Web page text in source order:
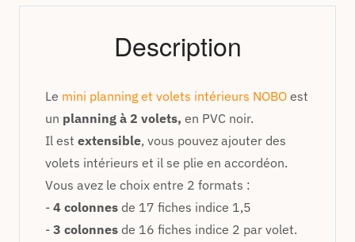
Description
Le mini planning et volets intérieurs NOBO est
un planning à 2 volets, en PVC noir.
Il est extensible, vous pouvez ajouter des
volets intérieurs et il se plie en accordéon.
Vous avez le choix entre 2 formats :
- 4 colonnes de 17 fiches indice 1,5
- 3 colonnes de 16 fiches indice 2 par volet.